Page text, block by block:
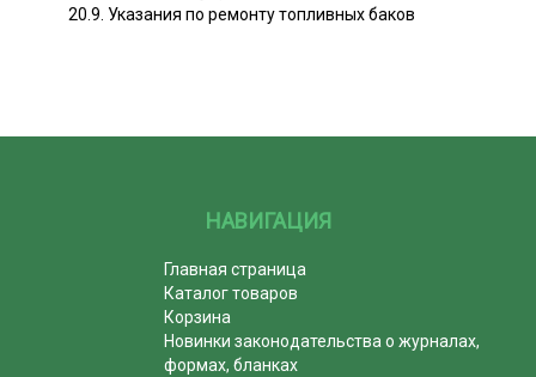
20.9. Указания по ремонту топливных баков
НАВИГАЦИЯ
Главная страница
Каталог товаров
Корзина
Новинки законодательства о журналах,
формах, бланках